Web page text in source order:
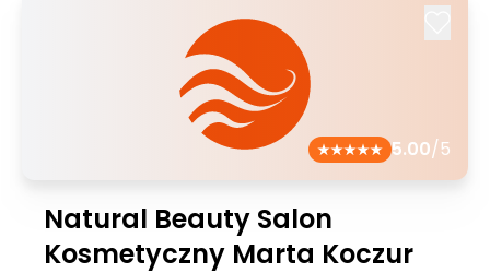
5.00/5
Natural Beauty Salon
Kosmetyczny Marta Koczur